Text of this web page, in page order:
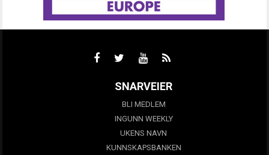
SNARVEIER
BLI MEDLEM
INGUNN WEEKLY
UKENS NAVN
KUNNSKAPSBANKEN